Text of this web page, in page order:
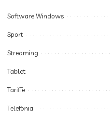
Software Windows
Sport
Streaming
Tablet
Tariffe
Telefonia